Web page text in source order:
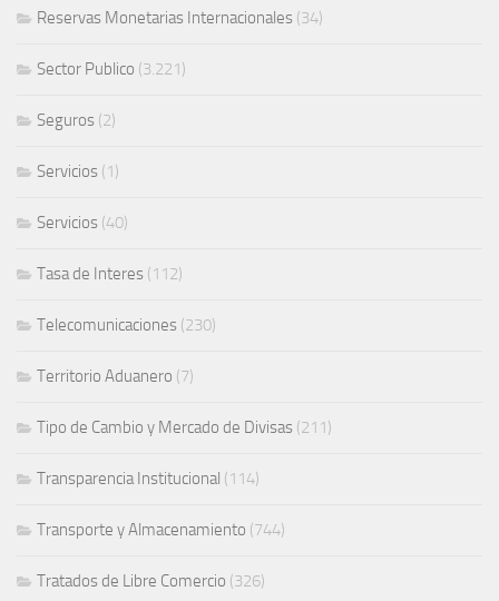
Reservas Monetarias Internacionales (34)
Sector Publico (3.221)
Seguros (2)
Servicios (1)
Servicios (40)
Tasa de Interes (112)
Telecomunicaciones (230)
Territorio Aduanero (7)
Tipo de Cambio y Mercado de Divisas (211)
Transparencia Institucional (114)
Transporte y Almacenamiento (744)
Tratados de Libre Comercio (326)